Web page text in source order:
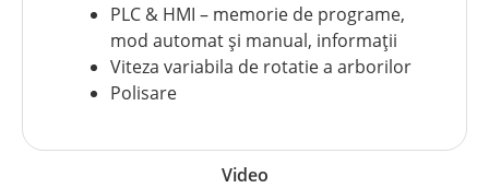
Video
PLC & HMI – memorie de programe,
mod automat și manual, informații
Viteza variabila de rotatie a arborilor
Polisare